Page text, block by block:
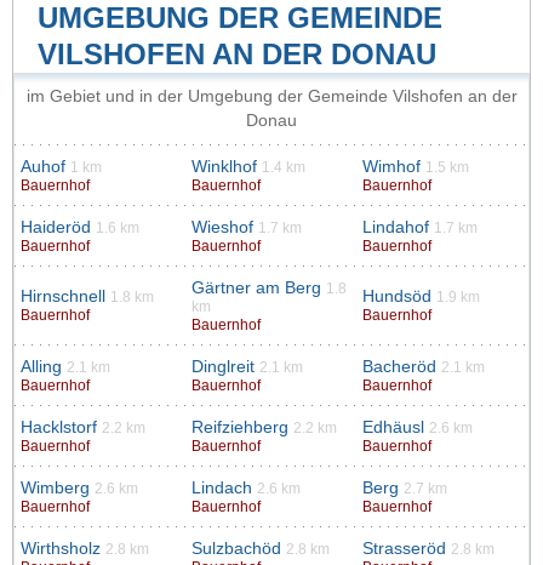
UMGEBUNG DER GEMEINDE
VILSHOFEN AN DER DONAU
im Gebiet und in der Umgebung der Gemeinde Vilshofen an der
Donau
Auhof 1 km
Bauernhof
Winklhof 1.4 km
Bauernhof
Wimhof 1.5 km
Bauernhof
Haideröd 1.6 km
Bauernhof
Wieshof 1.7 km
Bauernhof
Lindahof 1.7 km
Bauernhof
Hirnschnell
1.8 km
Bauernhof
Gärtner am Berg 1.8
km
Bauernhof
Hundsöd 1.9 km
Bauernhof
Alling 2.1 km
Bauernhof
Dinglreit 2.1 km
Bauernhof
Bacheröd 2.1 km
Bauernhof
Hacklstorf 2.2 km
Bauernhof
Reifziehberg 2.2 km
Bauernhof
Edhäusl
2.6 km
Bauernhof
Wimberg 2.6 km
Bauernhof
Lindach 2.6 km
Bauernhof
Berg 2.7 km
Bauernhof
Wirthsholz 2.8 km
Sulzbachöd 2.8 km
Strasseröd 2.8 km